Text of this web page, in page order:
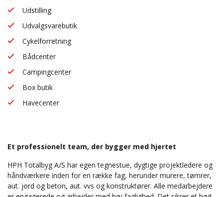
Udstilling
Udvalgsvarebutik
Cykelforretning
Bådcenter
Campingcenter
Box butik
Havecenter
Et professionelt team, der bygger med hjertet
HPH Totalbyg A/S har egen tegnestue, dygtige projektledere og
håndværkere inden for en række fag, herunder murere, tømrer,
aut. jord og beton, aut. vvs og konstruktører. Alle medarbejdere